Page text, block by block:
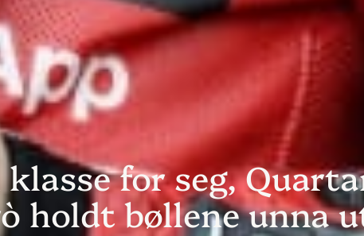
for seg,
holdt bøllene unna